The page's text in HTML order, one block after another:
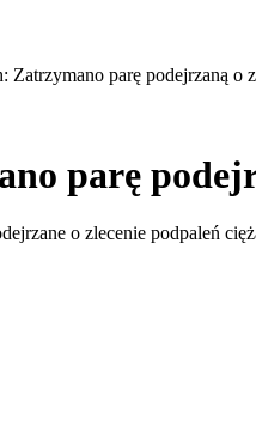
Zatrzymano parę podejrzaną o
parę
o zlecenie podpaleń